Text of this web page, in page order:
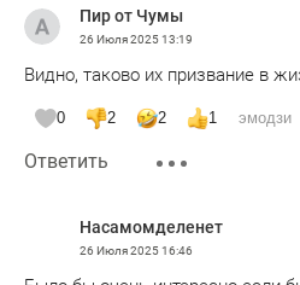
Пир от Чумы
26 Июля 202513:19
Видно, таково их призвание в
0 2 2 1 эмодзи
Ответить
Насамомделенет
26 Июля 202516:46